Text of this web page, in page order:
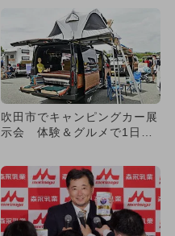
吹田市でキャンピングカー展
示会 体験＆グルメで1日中